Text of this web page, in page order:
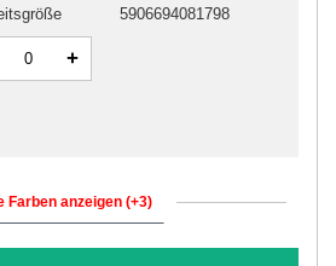
5906694081798
+
Farben anzeigen (+3)